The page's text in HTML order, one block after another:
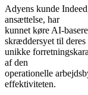
Adyens kunde
ansættelse, har
kunnet køre AI-
skræddersyet til deres
unikke
af den
operationelle